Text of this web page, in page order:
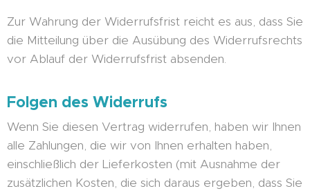
Zur Wahrung der Widerrufsfrist reicht es aus, dass Sie
die Mitteilung über die Ausübung des Widerrufsrechts
vor Ablauf der Widerrufsfrist absenden.
Folgen des Widerrufs
Wenn Sie diesen Vertrag widerrufen, haben wir Ihnen
alle Zahlungen, die wir von Ihnen erhalten haben,
einschließlich der Lieferkosten (mit Ausnahme der
zusätzlichen Kosten, die sich daraus ergeben, dass Sie